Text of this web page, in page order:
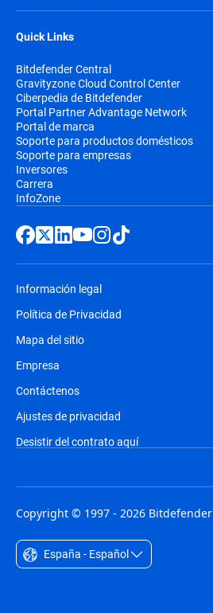
Quick Links
Bitdefender Central
Gravityzone Cloud Control Center
Ciberpedia de Bitdefender
Portal Partner Advantage Network
Portal de marca
Soporte para productos domésticos
Soporte para empresas
Inversores
Carrera
InfoZone
Información legal
Política de Privacidad
Mapa del sitio
Empresa
Contáctenos
Ajustes de privacidad
Desistir del contrato aquí
Copyright © 1997 - 2026 Bitdefender
España - Español